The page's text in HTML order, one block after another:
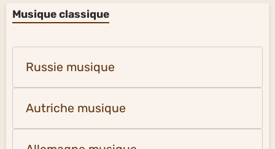
Musique classique
Russie musique
Autriche musique